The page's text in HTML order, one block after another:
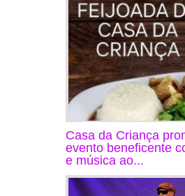
Casa da Criança
evento beneficente
e música ao...